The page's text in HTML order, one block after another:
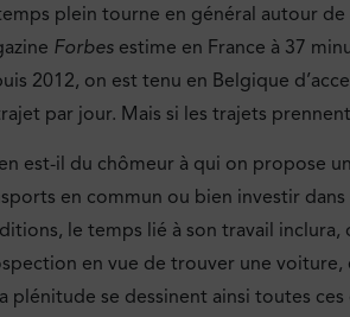
plein tourne en général autour de
Forbes estime en France à 37
2012, on est tenu en Belgique
par jour. Mais si les trajets
est-il du chômeur à qui on propose
en commun ou bien investir
le temps lié à son travail
en vue de trouver une voiture,
plénitude se dessinent ainsi toutes